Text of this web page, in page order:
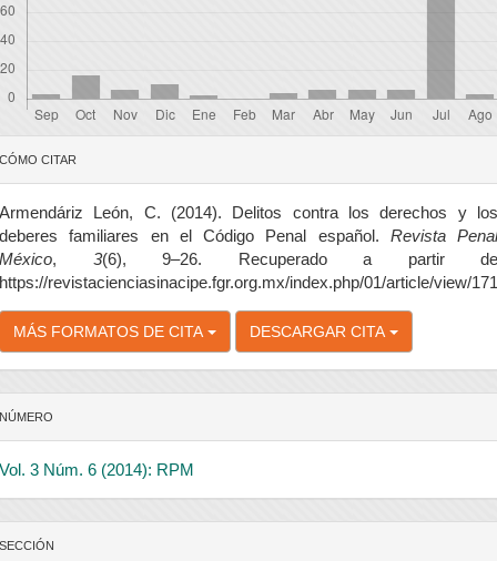
CÓMO CITAR
Armendáriz León, C. (2014). Delitos contra los derechos y los
deberes familiares en el Código Penal español. Revista Penal
México, 3(6), 9–26. Recuperado a partir de
https://revistacienciasinacipe.fgr.org.mx/index.php/01/article/view/171
MÁS FORMATOS DE CITA DESCARGAR CITA
NÚMERO
Vol. 3 Núm. 6 (2014): RPM
SECCIÓN